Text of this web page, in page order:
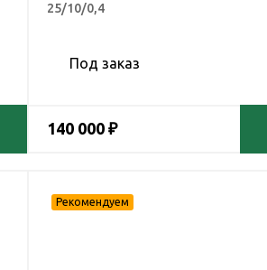
25/10/0,4
Под заказ
140 000 ₽